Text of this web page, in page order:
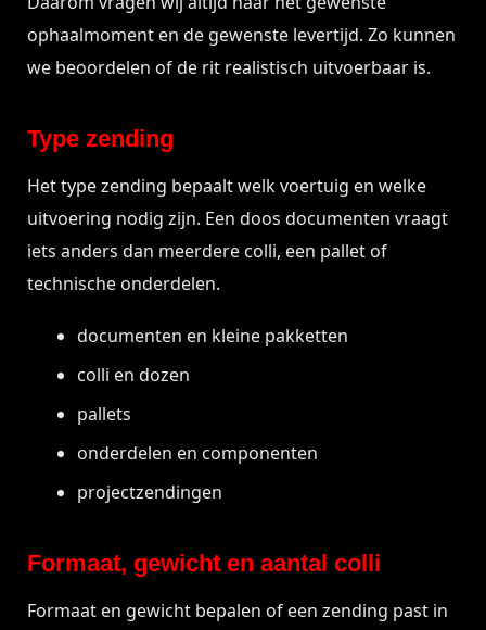
ophaalmoment en de gewenste levertijd. Zo kunnen
we beoordelen of de rit realistisch uitvoerbaar is.
Type zending
Het type zending bepaalt welk voertuig en welke
uitvoering nodig zijn. Een doos documenten vraagt
iets anders dan meerdere colli, een pallet of
technische onderdelen.
documenten en kleine pakketten
colli en dozen
pallets
onderdelen en componenten
projectzendingen
Formaat, gewicht en aantal colli
Formaat en gewicht bepalen of een zending past in